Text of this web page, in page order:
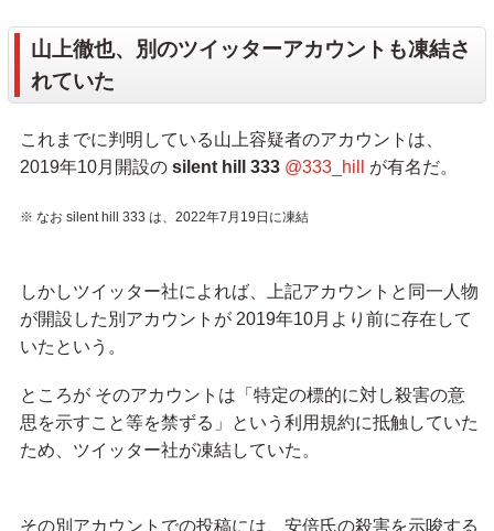
山上徹也、別のツイッターアカウントも凍結さ
れていた
これまでに判明している山上容疑者のアカウントは、
2019年10月開設の silent hill 333 @333_hill が有名だ。
※ なお silent hill 333 は、2022年7月19日に凍結
しかしツイッター社によれば、上記アカウントと同一人物
が開設した別アカウントが 2019年10月より前に存在して
いたという。
ところが そのアカウントは「特定の標的に対し殺害の意
思を示すこと等を禁ずる」という利用規約に抵触していた
ため、ツイッター社が凍結していた。
その別アカウントでの投稿には、安倍氏の殺害を示唆する